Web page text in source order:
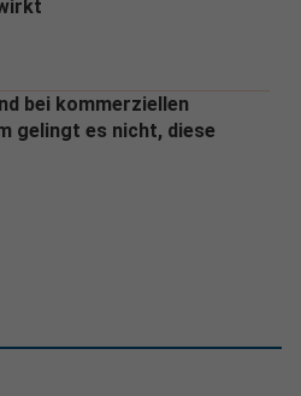
bei kommerziellen
gelingt es nicht, diese